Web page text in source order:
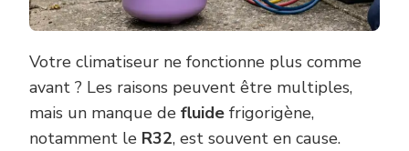
Votre climatiseur ne fonctionne plus comme
avant ? Les raisons peuvent être multiples,
mais un manque de fluide frigorigène,
notamment le R32, est souvent en cause.